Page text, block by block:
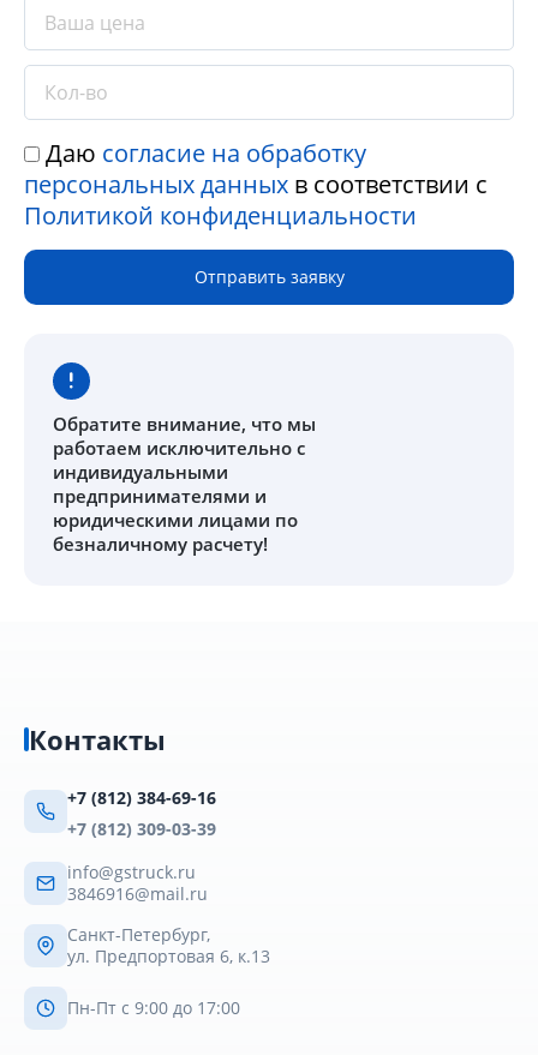
Даю согласие на обработку
персональных данных в соответствии с
Политикой конфиденциальности
Отправить заявку
Обратите внимание, что мы
работаем исключительно с
индивидуальными
предпринимателями и
юридическими лицами по
безналичному расчету!
Контакты
+7 (812) 384-69-16
+7 (812) 309-03-39
info@gstruck.ru
3846916@mail.ru
Санкт-Петербург,
ул. Предпортовая 6, к.13
Пн-Пт с 9:00 до 17:00